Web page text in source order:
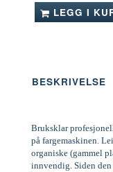
LEGG I
BESKRIVELSE
Bruksklar
på fargemaskinen.
organiske (gammel
innvendig. Siden den